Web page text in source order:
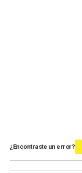
¿Encontraste un error?